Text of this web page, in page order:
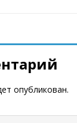
опубликован.